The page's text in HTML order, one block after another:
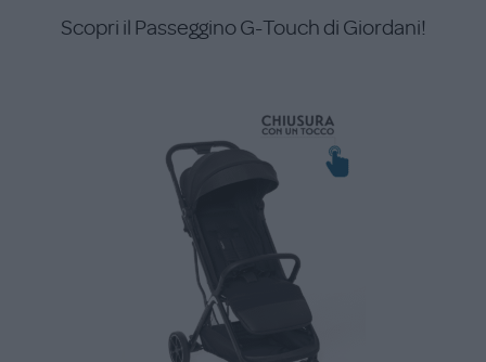
Scopri il Passeggino G-Touch di Giordani!